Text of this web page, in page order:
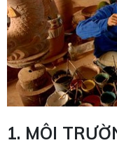
1. MÔI